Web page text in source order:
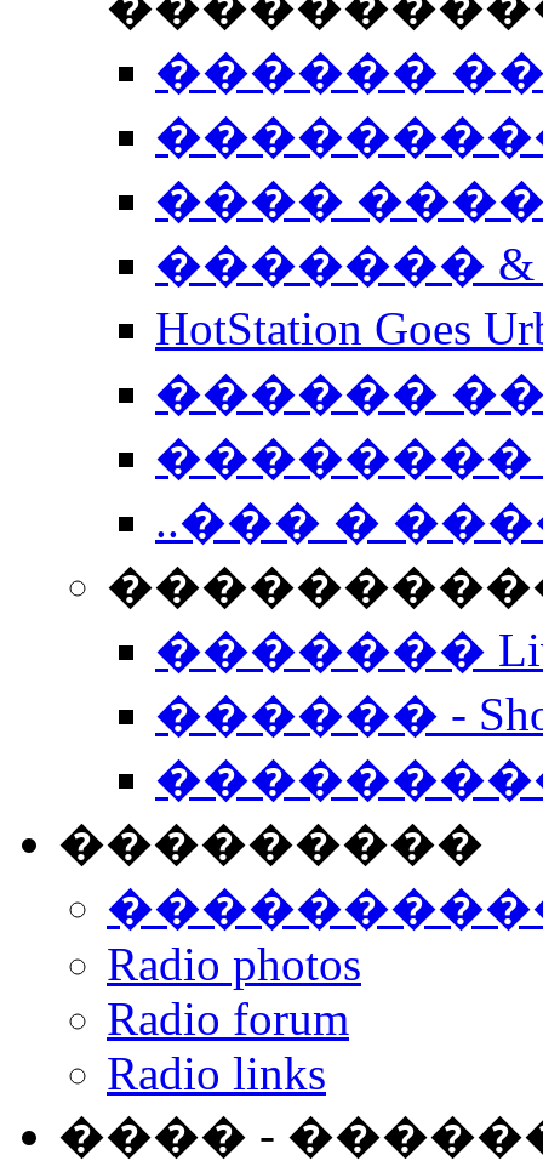
������
����
�������
HotStation
������
��������
..��� �
����������
�������
������ -
���������
Radio photos
Radio forum
Radio links
���� -